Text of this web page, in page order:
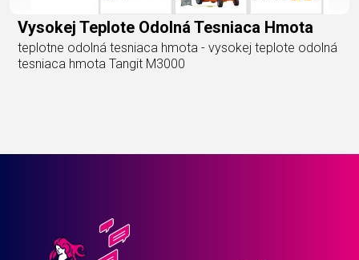
Vysokej Teplote Odolná Tesniaca Hmota
teplotne odolná tesniaca hmota - vysokej teplote odolná
tesniaca hmota Tangit M3000